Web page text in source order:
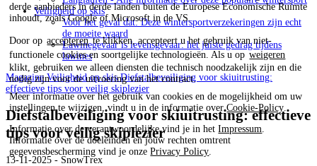
derde aanbieders in derde landen buiten de Europese Economische Ruimte
inhoudt, zoals Google of Microsoft in de VS.
Door op accepterente klikken, accepteert u het gebruik van niet-
functionele cookies en soortgelijke technologieën. Als u op weigeren
klikt, gebruiken we alleen diensten die technisch noodzakelijk zijn en die
nodig zijn voor de uitvoering van het contract.
Meer informatie over het gebruik van cookies en de mogelijkheid om uw
instellingen te wijzigen, vindt u in de informatie overCookie-Policy .
Informatie over de verantwoordelijke vind je in hetImpressum
Informatie over de doeleinden en jouw rechten omtrent
gegevensbescherming vind je onzePrivacy Policy
Veiligheid op skis
Voor het geval dat: Deze wintersportverzekeringen zijn echt
de moeite waard
Lawinegevaar is levensgevaar: het juiste gedrag tijdens
lawines
MagazineVeiligheid op skisDiefstalbeveiliging voor skiuitrusting:
effectieve tips voor veilig skiplezier
Diefstalbeveiliging voor skiuitrusting: effectieve
tips voor veilig skiplezier
13-11-2025 - SnowTrex